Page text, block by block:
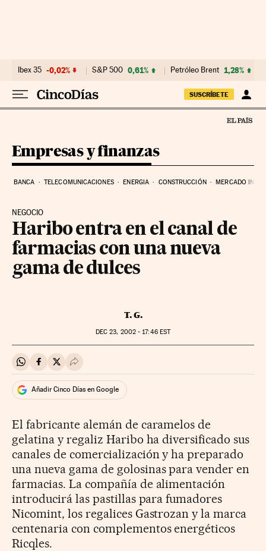
Ibex 35 -0,02% S&P 500 0,61% Petróleo Brent 1,28%
SUSCRÍBETE
Empresas y finanzas
BANCA TELECOMUNICACIONES ENERGIA CONSTRUCCIÓN MERCADO
NEGOCIO
Haribo entra en el canal de
farmacias con una nueva
gama de dulces
T. G.
DEC 23, 2002 - 17:46EST
Compartir en Whatsapp
Compartir en Facebook
Compartir en Twitter
Desplegar Redes Sociales
Añadir Cinco Días en Google
El fabricante alemán de caramelos de
gelatina y regaliz Haribo ha diversificado sus
canales de comercialización y ha preparado
una nueva gama de golosinas para vender en
farmacias. La compañía de alimentación
introducirá las pastillas para fumadores
Nicomint, los regalices Gastrozan y la marca
centenaria con complementos energéticos
Ricqles.